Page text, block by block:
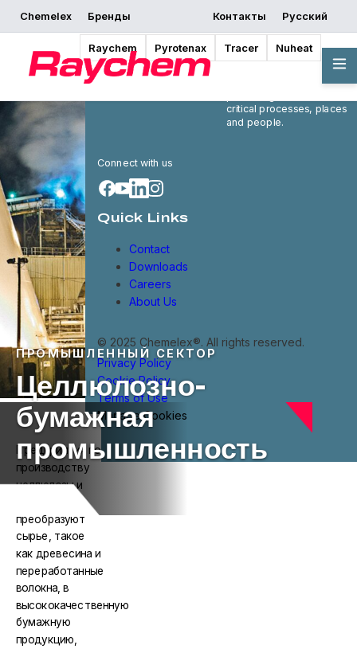
Chemelex Бренды
Raychem Pyrotenax Tracer Nuheat
Контакты Русский
ПРОМЫШЛЕННЫЙ СЕКТОР
Целлюлозно-
бумажная
промышленность
Предприятия по
производству
целлюлозы и
преобразуют
сырье, такое
как древесина и
переработанные
волокна, в
высококачественную
бумажную
продукцию,
leader in electric thermal
and sensing solutions,
critical processes, places
and people.
Connect with us
Quick Links
Contact
Downloads
Careers
About Us
© 2025 Chemelex®. All rights reserved.
Privacy Policy
Cookie Policy
Terms of Use
Manage Cookies